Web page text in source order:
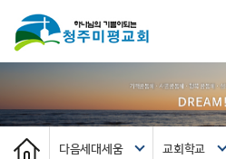
다음세대세움 교회학교